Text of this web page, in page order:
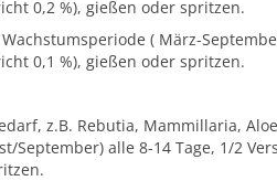
0,2 %), gießen oder spritzen.
( März-
0,1 %), gießen oder spritzen.
z.B. Rebutia, Mammillaria,
alle 8-14 Tage, 1/2